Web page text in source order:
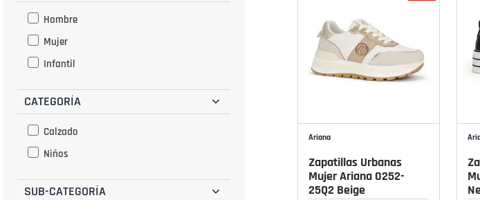
Hombre
Mujer
Infantil
CATEGORÍA
Calzado
Niños
SUB-CATEGORÍA
Ariana
Zapatillas Urbanas
Mujer Ariana 0252-
25Q2 Beige